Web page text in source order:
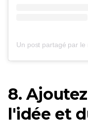
8.
l'idée et